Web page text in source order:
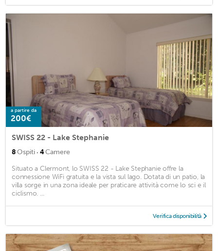
a partire da
200€
SWISS 22 - Lake Stephanie
8Ospiti · 4Camere
Situato a Clermont, lo SWISS 22 - Lake Stephanie offre la
connessione WiFi gratuita e la vista sul lago. Dotata di un patio, la
villa sorge in una zona ideale per praticare attività come lo sci e il
ciclismo. ...
Verifica disponibilità